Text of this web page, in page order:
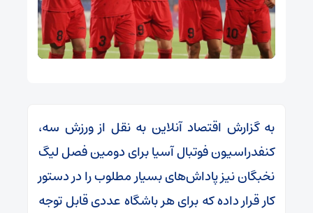
به گزارش اقتصاد آنلاین به نقل از ورزش سه،
کنفدراسیون فوتبال آسیا برای دومین فصل لیگ
نخبگان نیز پاداش‌های بسیار مطلوب را در دستور
کار قرار داده که برای هر باشگاه عددی قابل توجه